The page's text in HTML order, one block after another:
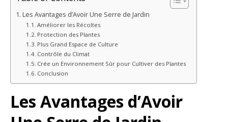
Les Avantages d’Avoir Une Serre de Jardin
Améliorer les Récoltes
Protection des Plantes
Plus Grand Espace de Culture
Contrôle du Climat
Crée un Environnement Sûr pour Cultiver des Plantes
Conclusion
Les Avantages d’Avoir